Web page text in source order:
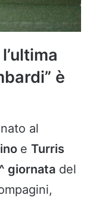
è
al
e Turris
giornata del